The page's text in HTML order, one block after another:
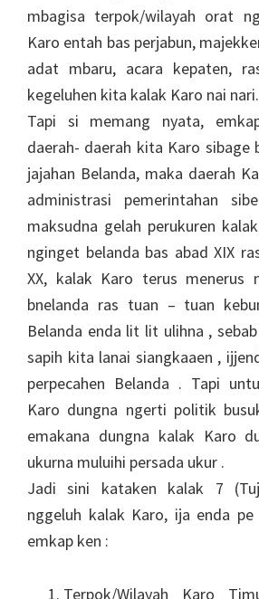
mbagisa terpok/wilayah orat
Karo entah bas perjabun,
adat mbaru, acara kepaten,
kegeluhen kita kalak Karo nai nari.
Tapi si memang nyata,
daerah- daerah kita Karo sibage
jajahan Belanda, maka daerah
administrasi pemerintahan
maksudna gelah perukuren
nginget belanda bas abad XIX
XX, kalak Karo terus menerus
bnelanda ras tuan – tuan
Belanda enda lit lit ulihna ,
sapih kita lanai siangkaaen ,
perpecahen Belanda . Tapi
Karo dungna ngerti politik
emakana dungna kalak Karo
ukurna muluihi persada ukur .
Jadi sini kataken kalak 7
nggeluh kalak Karo, ija enda
emkap ken :
Terpok/Wilayah Karo